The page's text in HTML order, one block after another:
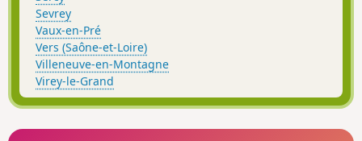
Sevrey
Vaux-en-Pré
Vers (Saône-et-Loire)
Villeneuve-en-Montagne
Virey-le-Grand